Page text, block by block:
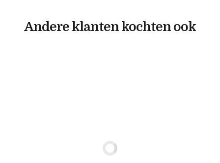
Andere klanten kochten ook